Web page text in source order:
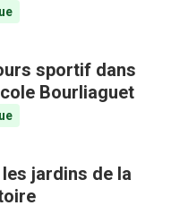
sportif dans
Bourliaguet
jardins de la